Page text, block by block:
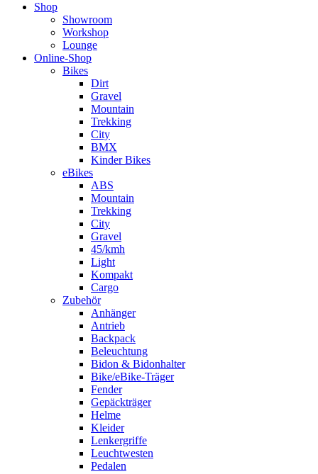
Shop
Showroom
Workshop
Lounge
Online-Shop
Bikes
Dirt
Gravel
Mountain
Trekking
City
BMX
Kinder Bikes
eBikes
ABS
Mountain
Trekking
City
Gravel
45/kmh
Light
Kompakt
Cargo
Zubehör
Anhänger
Antrieb
Backpack
Beleuchtung
Bidon & Bidonhalter
Bike/eBike-Träger
Fender
Gepäckträger
Helme
Kleider
Lenkergriffe
Leuchtwesten
Pedalen